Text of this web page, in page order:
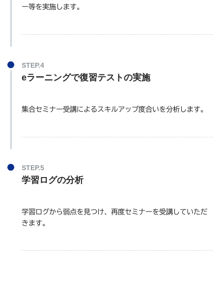
ー等を実施します。
STEP.4
eラーニングで復習テストの実施
集合セミナー受講によるスキルアップ度合いを分析します。
STEP.5
学習ログの分析
学習ログから弱点を見つけ、再度セミナーを受講していただ
きます。